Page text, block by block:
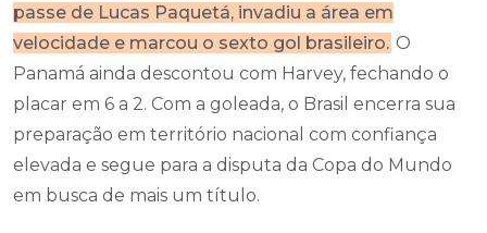
passe de Lucas Paquetá, invadiu a área em
velocidade e marcou o sexto gol brasileiro. O
Panamá ainda descontou com Harvey, fechando o
placar em 6 a 2. Com a goleada, o Brasil encerra sua
preparação em território nacional com confiança
elevada e segue para a disputa da Copa do Mundo
em busca de mais um título.